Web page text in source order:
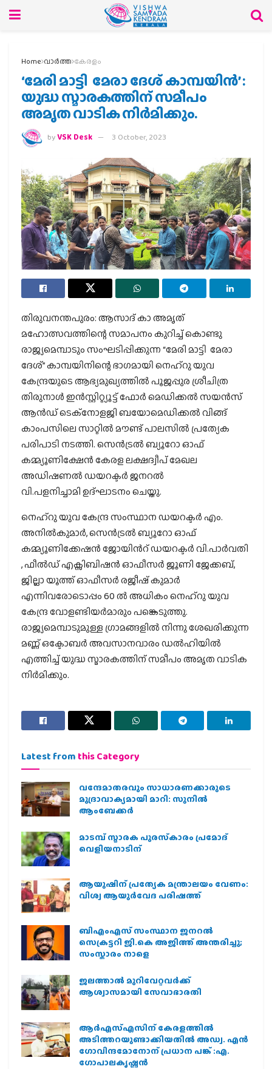
Home വാര്‍ത്ത കേരളം
‘മേരി മാട്ടി മേരാ ദേശ് കാമ്പയിൻ’ :
യുദ്ധ സ്മാരകത്തിന് സമീപം
അമൃത വാടിക നിർമിക്കും.
byVSK Desk 3 October, 2023
തിരുവനന്തപുരം: ആസാദ് കാ അമൃത്
മഹോത്സവത്തിന്റെ സമാപനം കുറിച്ച് കൊണ്ടു
രാജ്യമെമ്പാടും സംഘടിപ്പിക്കുന്ന “മേരി മാട്ടി മേരാ
ദേശ്” കാമ്പയിനിന്റെ ഭാഗമായി നെഹ്റു യുവ
കേന്ദ്രയുടെ ആഭ്യമുഖ്യത്തിൽ പൂജപ്പുര ശ്രീചിത്ര
തിരുനാൾ ഇൻസ്റ്റിറ്റ്യൂട്ട് ഫോർ മെഡിക്കൽ സയൻസ്
ആൻഡ് ടെക്നോളജി ബയോമെഡിക്കൽ വിങ്ങ്
കാംപസിലെ സാറ്റിൽ മൗണ്ട് പാലസിൽ പ്രത്യേക
പരിപാടി നടത്തി. സെൻട്രൽ ബ്യൂറോ ഓഫ്
കമ്മ്യൂണിക്ഷേൻ കേരള ലക്ഷദ്വീപ് മേഖല
അഡിഷണൽ ഡയറക്ടർ ജനറൽ
വി.പളനിച്ചാമി ഉദ്ഘാടനം ചെയ്തു.
നെഹ്റു യുവ കേന്ദ്ര സംസ്ഥാന ഡയറക്ടർ എം.
അനിൽകുമാർ, സെൻട്രൽ ബ്യൂറോ ഓഫ്
കമ്മ്യൂണിക്കേഷൻ ജോയിൻറ് ഡയറക്ടർ വി.പാർവതി
, ഫീൽഡ് എക്സിബിഷൻ ഓഫീസർ ജൂണി ജേക്കബ്,
ജില്ലാ യൂത്ത് ഓഫീസർ രജീഷ് കുമാർ
എന്നിവരോടൊപ്പം 60 ൽ അധികം നെഹ്റു യുവ
കേന്ദ്ര വോളണ്ടിയർമാരും പങ്കെടുത്തു.
രാജ്യമെമ്പാടുമുള്ള ഗ്രാമങ്ങളിൽ നിന്നു ശേഖരിക്കുന്ന
മണ്ണ് ഒക്ടോബർ അവസാനവാരം ഡൽഹിയിൽ
എത്തിച്ച് യുദ്ധ സ്മാരകത്തിന് സമീപം അമൃത വാടിക
നിർമിക്കും.
Latest from this Category
വന്ദേമാതരവും സാധാരണക്കാരുടെ
മുദ്രാവാക്യമായി മാറി: സുനിൽ
ആംബേക്കർ
മാടമ്പ് സ്മാരക പുരസ്‌കാരം പ്രമോദ്
വെളിയനാടിന്
ആയുഷിന് പ്രത്യേക മന്ത്രാലയം വേണം:
വിശ്വ ആയുര്‍വേദ പരിഷത്ത്
ബിഎംഎസ് സംസ്ഥാന ജനറൽ
സെക്രട്ടറി ജി.കെ അജിത്ത് അന്തരിച്ചു;
സംസ്കാരം നാളെ
ജലത്താല്‍ മുറിവേറ്റവര്‍ക്ക്
ആശ്വാസമായി സേവാഭാരതി
ആര്‍എസ്എസിന് കേരളത്തില്‍
അടിത്തറയുണ്ടാക്കിയതില്‍ അഡ്വ. എന്‍
ഗോവിന്ദമോനോന് പ്രധാന പങ്ക് :എ.
ഗോപാലകൃഷ്ണന്‍